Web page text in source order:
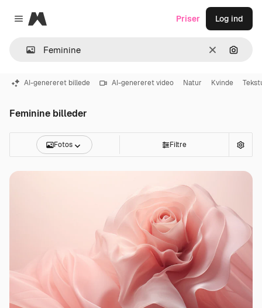
Close menu
Magnific
Klar Søg
Priser Log ind
AI-genereret billede AI-genereret video Natur Kvinde
Feminine billeder
Fotos Filtre